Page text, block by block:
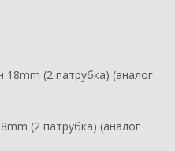
(2 патрубка) (аналог